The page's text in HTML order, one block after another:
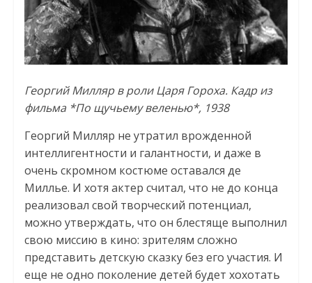
Георгий Милляр в роли Царя Гороха. Кадр из
фильма *По щучьему веленью*, 1938
Георгий Милляр не утратил врожденной
интеллигентности и галантности, и даже в
очень скромном костюме оставался де
Миллье. И хотя актер считал, что не до конца
реализовал свой творческий потенциал,
можно утверждать, что он блестяще выполнил
свою миссию в кино: зрителям сложно
представить детскую сказку без его участия. И
еще не одно поколение детей будет хохотать